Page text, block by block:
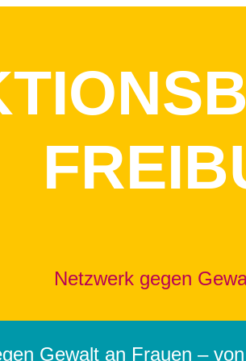
Netzwerk gegen
Gewalt an Frauen –